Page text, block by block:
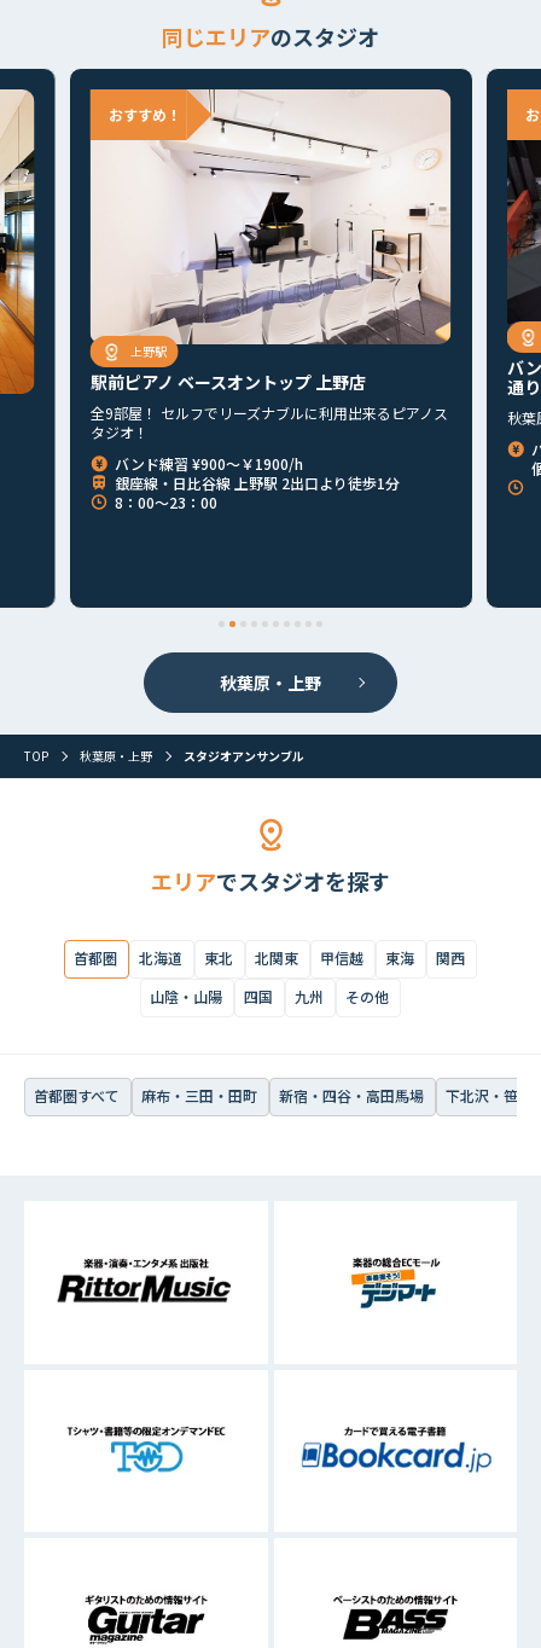
首都圏
山陰・山陽
四国 九州 その他
同じエリアのスタジオ
上野駅
駅前ピアノ ベースオントップ 上野店
全9部屋！ セルフでリーズナブルに利用出来るピアノス
タジオ！
バンド練習 ¥900～￥1900/h
銀座線・日比谷線 上野駅 2出口より徒歩1分
8：00〜23：00
バ
通
秋葉
秋葉原・上野
TOP 秋葉原・上野 スタジオアンサンブル
エリアでスタジオを探す
首都圏 北海道 東北 北関東 甲信越 東海
関西
山陰・山陽
四国 九州 その他
首都圏すべて 麻布・三田・田町 新宿・四谷・高田馬場 下北沢・笹塚